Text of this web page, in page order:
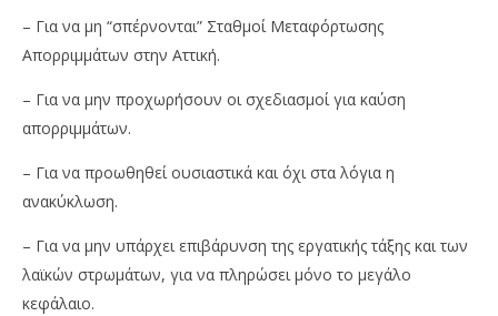
– Για να μη “σπέρνονται” Σταθμοί Μεταφόρτωσης
Απορριμμάτων στην Αττική.
– Για να μην προχωρήσουν οι σχεδιασμοί για καύση
απορριμμάτων.
– Για να προωθηθεί ουσιαστικά και όχι στα λόγια η
ανακύκλωση.
– Για να μην υπάρχει επιβάρυνση της εργατικής τάξης και των
λαϊκών στρωμάτων, για να πληρώσει μόνο το μεγάλο
κεφάλαιο.